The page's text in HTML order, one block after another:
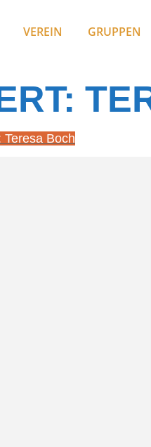
VEREIN GRUPPEN
Teresa Boch